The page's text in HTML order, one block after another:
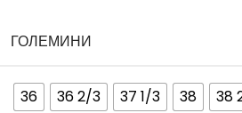
ГОЛЕМИНИ
36 36 2/3 37 1/3 38 38